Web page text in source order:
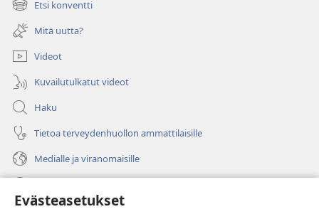
Evästeasetukset
ikkunan)
Etsi konventti
(avaa
uuden
ikkunan)
Mitä uutta?
Videot
Kuvailutulkatut videot
Haku
Tietoa terveydenhuollon ammattilaisille
Medialle ja viranomaisille